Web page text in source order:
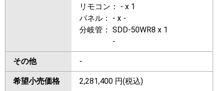
リモコン： - x 1
パネル： - x -
分岐管： SDD-50WR8 x 1
-
その他 -
希望小売価格 2,281,400 円(税込)